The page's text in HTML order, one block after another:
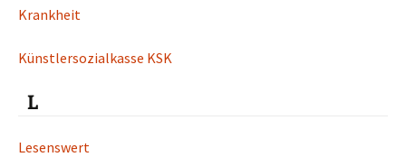
Krankheit
Künstlersozialkasse KSK
L
Lesenswert